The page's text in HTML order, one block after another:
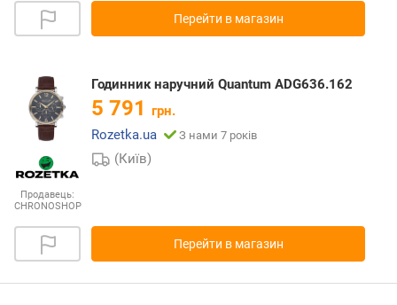
Перейти в магазин
Продавець:
CHRONOSHOP
Годинник наручний Quantum ADG636.162
5 791 грн.
Rozetka.ua
З нами 7 років
(Київ)
Перейти в магазин